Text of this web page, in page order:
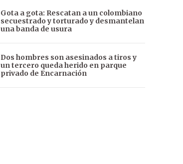
Gota a gota: Rescatan a un colombiano
secuestrado y torturado y desmantelan
una banda de usura
Dos hombres son asesinados a tiros y
un tercero queda herido en parque
privado de Encarnación